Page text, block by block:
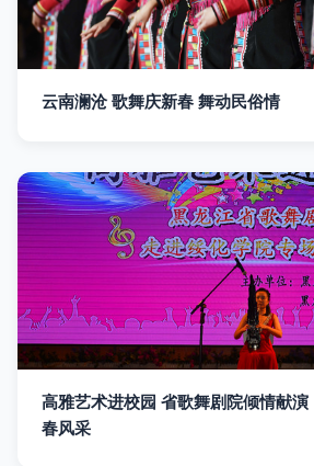
云南澜沧 歌舞庆新春 舞动民俗情
高雅艺术进校园 省歌舞剧院倾情献
春风采